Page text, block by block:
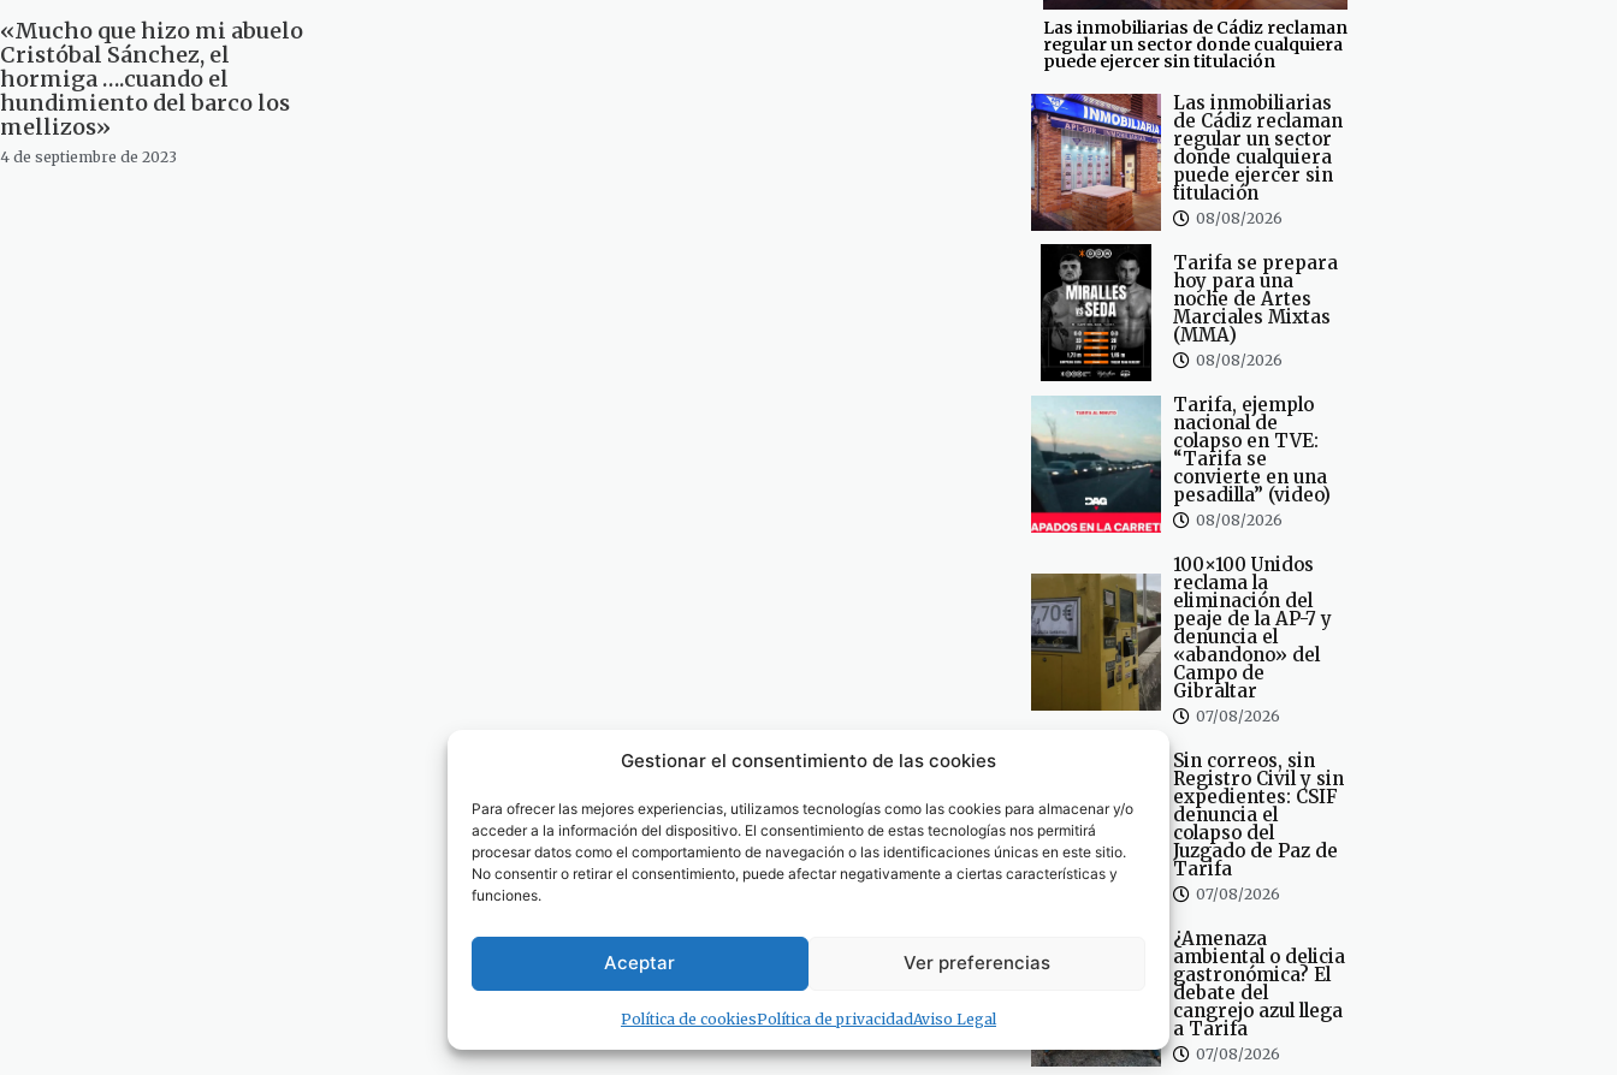
Gestionar el consentimiento de las cookies
Para ofrecer las mejores experiencias, utilizamos tecnologías como las cookies para almacenar y/o
acceder a la información del dispositivo. El consentimiento de estas tecnologías nos permitirá
procesar datos como el comportamiento de navegación o las identificaciones únicas en este sitio.
No consentir o retirar el consentimiento, puede afectar negativamente a ciertas características y
funciones.
Aceptar Ver preferencias
Política de cookiesPolítica de privacidadAviso Legal
«Mucho que hizo mi abuelo
Cristóbal Sánchez, el
hormiga ….cuando el
hundimiento del barco los
mellizos»
4 de septiembre de 2023
Las inmobiliarias de Cádiz reclaman
regular un sector donde cualquiera
puede ejercer sin titulación
Las inmobiliarias
de Cádiz reclaman
regular un sector
donde cualquiera
puede ejercer sin
titulación
08/08/2026
Tarifa se prepara
hoy para una
noche de Artes
Marciales Mixtas
(MMA)
08/08/2026
Tarifa, ejemplo
nacional de
colapso en TVE:
“Tarifa se
convierte en una
pesadilla” (video)
08/08/2026
100×100 Unidos
reclama la
eliminación del
peaje de la AP-7 y
denuncia el
«abandono» del
Campo de
Gibraltar
07/08/2026
Sin correos, sin
Registro Civil y sin
expedientes: CSIF
denuncia el
colapso del
Juzgado de Paz de
Tarifa
07/08/2026
¿Amenaza
ambiental o delicia
gastronómica? El
debate del
cangrejo azul llega
a Tarifa
07/08/2026